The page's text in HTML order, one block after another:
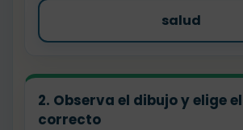
salud
2. Observa el dibujo y elige
correcto